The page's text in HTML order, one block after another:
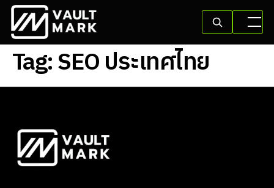
Tag:SEO ประเทศไทย